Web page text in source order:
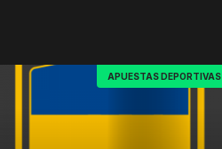
APUESTAS DEPORTIVAS